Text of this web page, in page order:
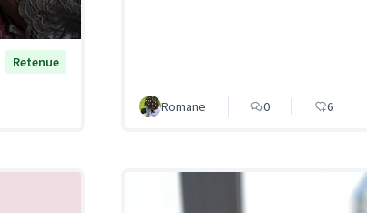
Retenue
Romane 0 6